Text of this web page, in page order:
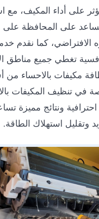
على أداء المكيف، مع
على المحافظة على
الافتراضي، كما نقدم
تغطي جميع مناطق
مكيفات بالاحساء من
في تنظيف المكيفات
ونتائج مميزة
وتقليل استهلاك الطاقة.